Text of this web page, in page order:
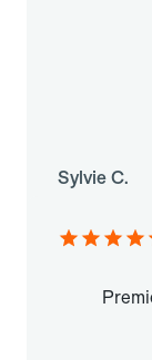
Sylvie C.